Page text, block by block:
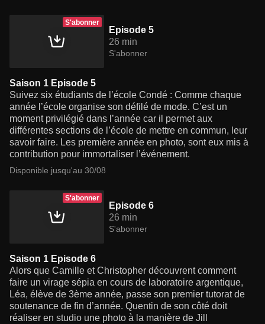
S'abonner
Episode 5
26 min
S'abonner
Saison 1 Episode 5
Suivez six étudiants de l’école Condé : Comme chaque
année l’école organise son défilé de mode. C’est un
moment privilégié dans l’année car il permet aux
différentes sections de l’école de mettre en commun, leur
savoir faire. Les première année en photo, sont eux mis à
contribution pour immortaliser l’événement.
Disponible jusqu'au 30/08
S'abonner
Episode 6
26 min
S'abonner
Saison 1 Episode 6
Alors que Camille et Christopher découvrent comment
faire un virage sépia en cours de laboratoire argentique,
Léa, élève de 3ème année, passe son premier tutorat de
soutenance de fin d’année. Quentin de son côté doit
réaliser en studio une photo à la manière de Jill